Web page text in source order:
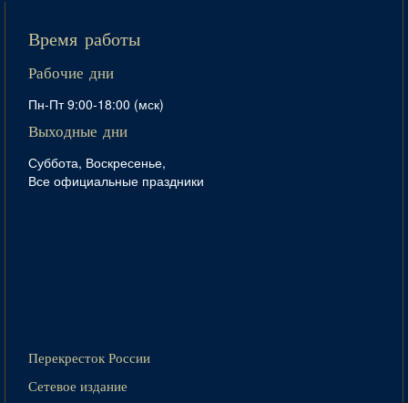
Время работы
Рабочие дни
Пн-Пт 9:00-18:00 (мск)
Выходные дни
Суббота, Воскресенье,
Все официальные праздники
Перекресток России
Сетевое издание